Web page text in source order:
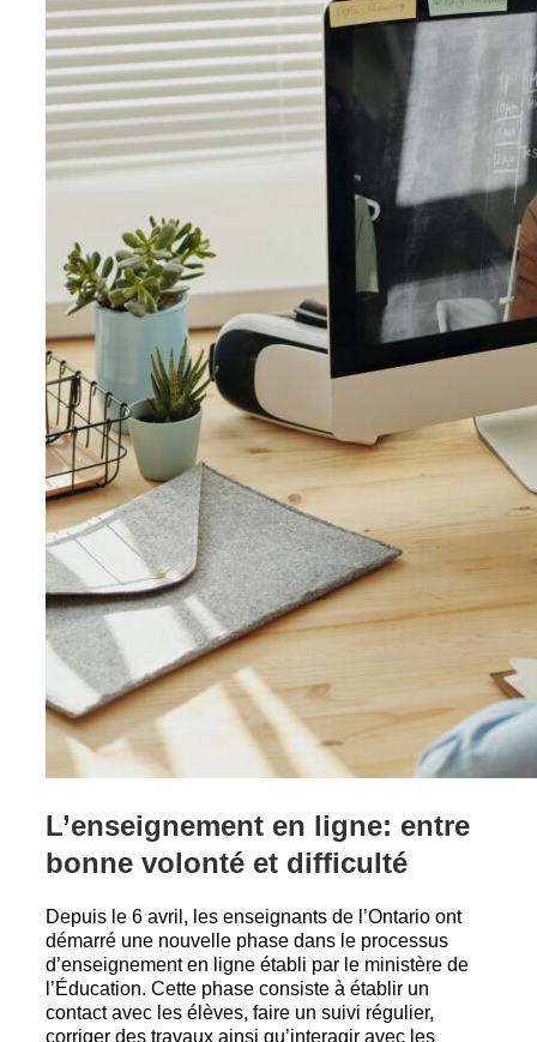
L’enseignement en ligne: entre
bonne volonté et difficulté
Depuis le 6 avril, les enseignants de l’Ontario ont
démarré une nouvelle phase dans le processus
d’enseignement en ligne établi par le ministère de
l’Éducation. Cette phase consiste à établir un
contact avec les élèves, faire un suivi régulier,
corriger des travaux ainsi qu’interagir avec les